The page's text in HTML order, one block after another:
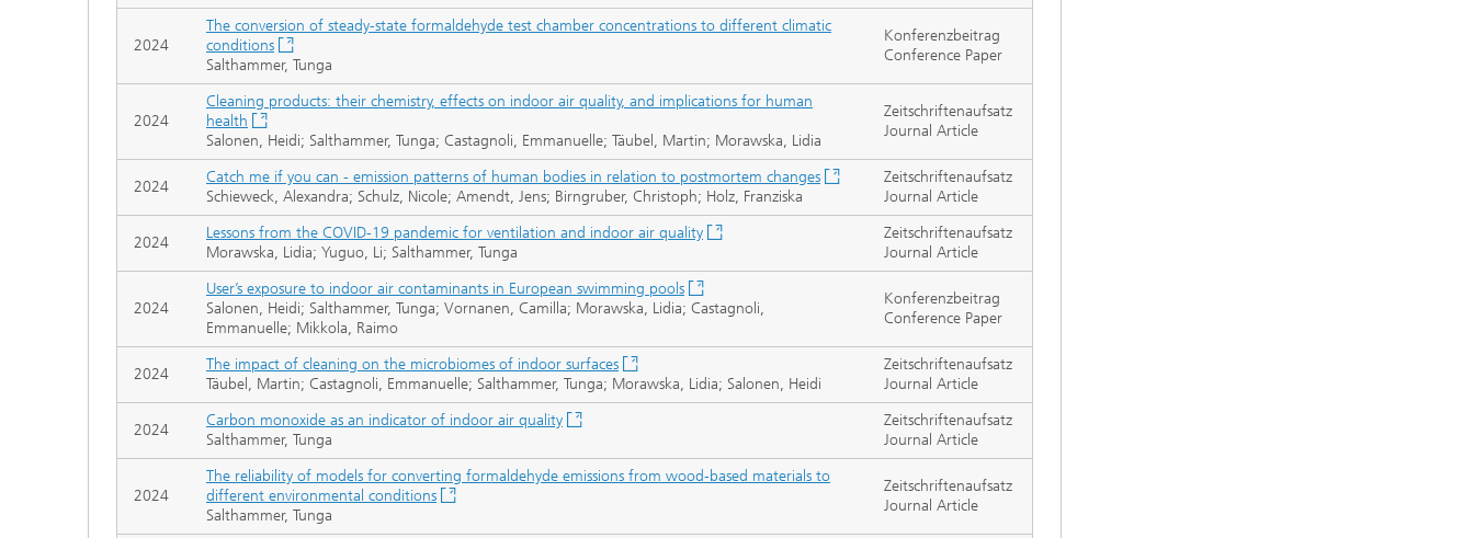
2024
The conversion of steady-state formaldehyde test chamber concentrations to different climatic
conditions
Salthammer, Tunga
Konferenzbeitrag
Conference Paper
2024
Cleaning products: their chemistry, effects on indoor air quality, and implications for human
health
Salonen, Heidi; Salthammer, Tunga; Castagnoli, Emmanuelle; Täubel, Martin; Morawska, Lidia
Zeitschriftenaufsatz
Journal Article
2024
Catch me if you can - emission patterns of human bodies in relation to postmortem changes
Schieweck, Alexandra; Schulz, Nicole; Amendt, Jens; Birngruber, Christoph; Holz, Franziska
Zeitschriftenaufsatz
Journal Article
2024
Lessons from the COVID-19 pandemic for ventilation and indoor air quality
Morawska, Lidia; Yuguo, Li; Salthammer, Tunga
Zeitschriftenaufsatz
Journal Article
2024
User’s exposure to indoor air contaminants in European swimming pools
Salonen, Heidi; Salthammer, Tunga; Vornanen, Camilla; Morawska, Lidia; Castagnoli,
Emmanuelle; Mikkola, Raimo
Konferenzbeitrag
Conference Paper
2024
The impact of cleaning on the microbiomes of indoor surfaces
Täubel, Martin; Castagnoli, Emmanuelle; Salthammer, Tunga; Morawska, Lidia; Salonen, Heidi
Zeitschriftenaufsatz
Journal Article
2024
Carbon monoxide as an indicator of indoor air quality
Salthammer, Tunga
Zeitschriftenaufsatz
Journal Article
2024
The reliability of models for converting formaldehyde emissions from wood-based materials to
different environmental conditions
Salthammer, Tunga
Zeitschriftenaufsatz
Journal Article